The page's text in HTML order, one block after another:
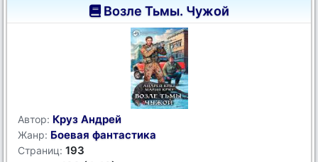
Возле Тьмы. Чужой
Автор: Круз Андрей
Жанр: Боевая фантастика
Страниц: 193